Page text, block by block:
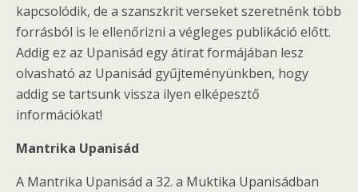
kapcsolódik, de a szanszkrit verseket szeretnénk több
forrásból is le ellenőrizni a végleges publikáció előtt.
Addig ez az Upanisád egy átirat formájában lesz
olvasható az Upanisád gyűjteményünkben, hogy
addig se tartsunk vissza ilyen elképesztő
információkat!
Mantrika Upanisád
A Mantrika Upanisád a 32. a Muktika Upanisádban